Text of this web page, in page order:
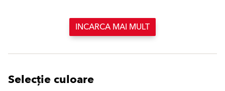
INCARCA MAI MULT
Selecție culoare